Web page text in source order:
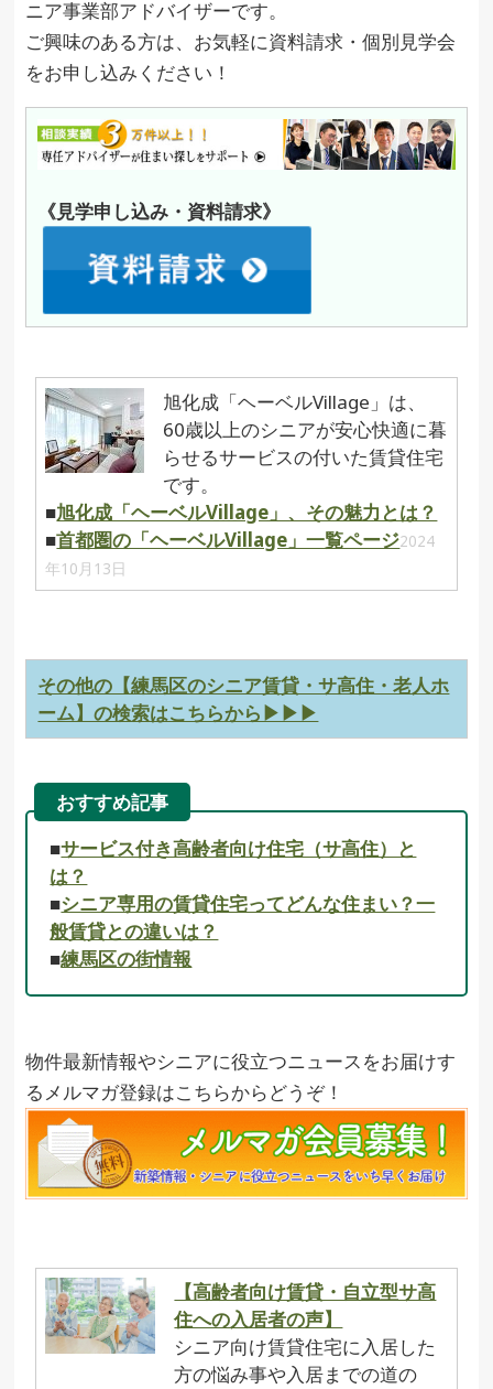
ニア事業部アドバイザーです。
ご興味のある方は、お気軽に資料請求・個別見学会
をお申し込みください！
《見学申し込み・資料請求》
旭化成「ヘーベルVillage」は、
60歳以上のシニアが安心快適に暮
らせるサービスの付いた賃貸住宅
です。
■旭化成「ヘーベルVillage」、その魅力とは？
■首都圏の「ヘーベルVillage」一覧ページ2024
年10月13日
その他の【練馬区のシニア賃貸・サ高住・老人ホ
ーム】の検索はこちらから▶▶▶
おすすめ記事
■サービス付き高齢者向け住宅（サ高住）と
は？
■シニア専用の賃貸住宅ってどんな住まい？一
般賃貸との違いは？
■練馬区の街情報
物件最新情報やシニアに役立つニュースをお届けす
るメルマガ登録はこちらからどうぞ！
【高齢者向け賃貸・自立型サ高
住への入居者の声】
シニア向け賃貸住宅に入居した
方の悩み事や入居までの道の